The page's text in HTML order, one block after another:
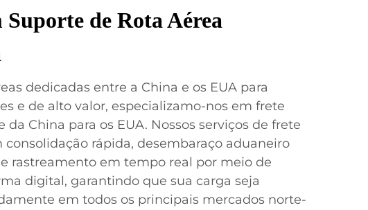
Suporte de Rota Aérea
dedicadas entre a China e os EUA para
e de alto valor, especializamo-nos em frete
da China para os EUA. Nossos serviços de frete
consolidação rápida, desembaraço aduaneiro
rastreamento em tempo real por meio de
digital, garantindo que sua carga seja
em todos os principais mercados norte-